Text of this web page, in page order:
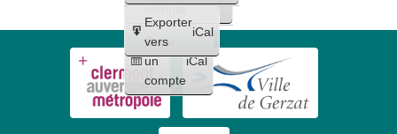
compte
Créer
un
compte
iCal
Exporter
vers
iCal